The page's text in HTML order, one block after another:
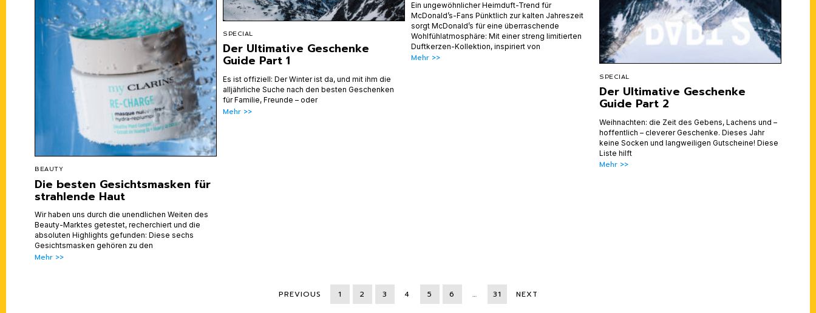
Ein ungewöhnlicher Heimduft-Trend für
McDonald’s-Fans Pünktlich zur kalten Jahreszeit
sorgt McDonald’s für eine überraschende
Wohlfühlatmosphäre: Mit einer streng limitierten
Duftkerzen-Kollektion, inspiriert von
Mehr >>
SPECIAL
Der Ultimative Geschenke
Guide Part 2
Weihnachten: die Zeit des Gebens, Lachens und –
hoffentlich – cleverer Geschenke. Dieses Jahr
keine Socken und langweiligen Gutscheine! Diese
Liste hilft
Mehr >>
SPECIAL
Der Ultimative Geschenke
Guide Part 1
Es ist offiziell: Der Winter ist da, und mit ihm die
alljährliche Suche nach den besten Geschenken
für Familie, Freunde – oder
Mehr >>
BEAUTY
Die besten Gesichtsmasken für
strahlende Haut
Wir haben uns durch die unendlichen Weiten des
Beauty-Marktes getestet, recherchiert und die
absoluten Highlights gefunden: Diese sechs
Gesichtsmasken gehören zu den
Mehr >>
PREVIOUS 1 2 3 4 5 6 … 31 NEXT